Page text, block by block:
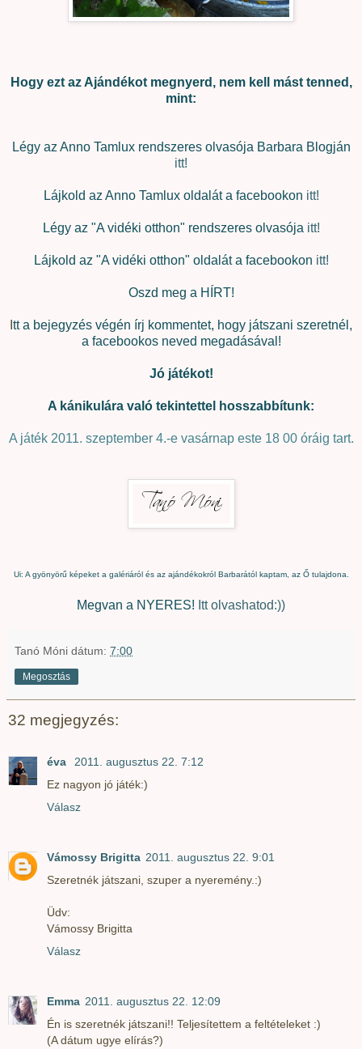
Hogy ezt az Ajándékot megnyerd, nem kell mást tenned,
mint:
Légy az Anno Tamlux rendszeres olvasója Barbara Blogján
itt!
Lájkold az Anno Tamlux oldalát a facebookon itt!
Légy az "A vidéki otthon" rendszeres olvasója itt!
Lájkold az "A vidéki otthon" oldalát a facebookon itt!
Oszd meg a HÍRT!
tt a bejegyzés végén írj kommentet, hogy játszani szeretnél,
a facebookos neved megadásával!
Jó játékot!
A kánikulára való tekintettel hosszabbítunk:
A játék 2011. szeptember 4.-e vasárnap este 18 00 óráig tart.
Ui: A gyönyörű képeket a galériáról és az ajándékokról Barbarától kaptam, az Ő tulajdona.
Megvan a NYERES! Itt olvashatod:))
Tanó Móni dátum: 7:00
Megosztás
32 megjegyzés:
éva
2011. augusztus 22. 7:12
Ez nagyon jó játék:)
Válasz
Vámossy Brigitta 2011. augusztus 22. 9:01
Szeretnék játszani, szuper a nyeremény.:)
Üdv:
Vámossy Brigitta
Válasz
Emma 2011. augusztus 22. 12:09
Én is szeretnék játszani!! Teljesítettem a feltételeket :)
(A dátum ugye elírás?)